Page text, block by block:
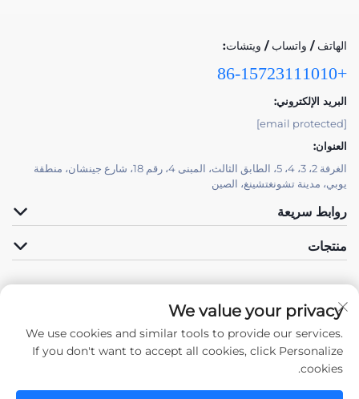
الهاتف / واتساب / ويتشات:
+86-15723111010
البريد الإلكتروني:
[email protected]
العنوان:
الغرفة 2، 3، 4، 5، الطابق الثالث، المبنى 4، رقم 18، شارع جينشان، منطقة
يوبي، مدينة تشونغتشينغ، الصين
روابط سريعة
منتجات
تابعونا
We value your privacy
We use cookies and similar tools to provide our services.
If you don't want to accept all cookies, click Personalize
cookies.